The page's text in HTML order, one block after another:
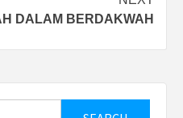
DALAM BERDAKWAH